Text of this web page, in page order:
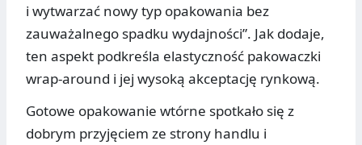
i wytwarzać nowy typ opakowania bez
zauważalnego spadku wydajności”. Jak dodaje,
ten aspekt podkreśla elastyczność pakowaczki
wrap-around i jej wysoką akceptację rynkową.
Gotowe opakowanie wtórne spotkało się z
dobrym przyjęciem ze strony handlu i